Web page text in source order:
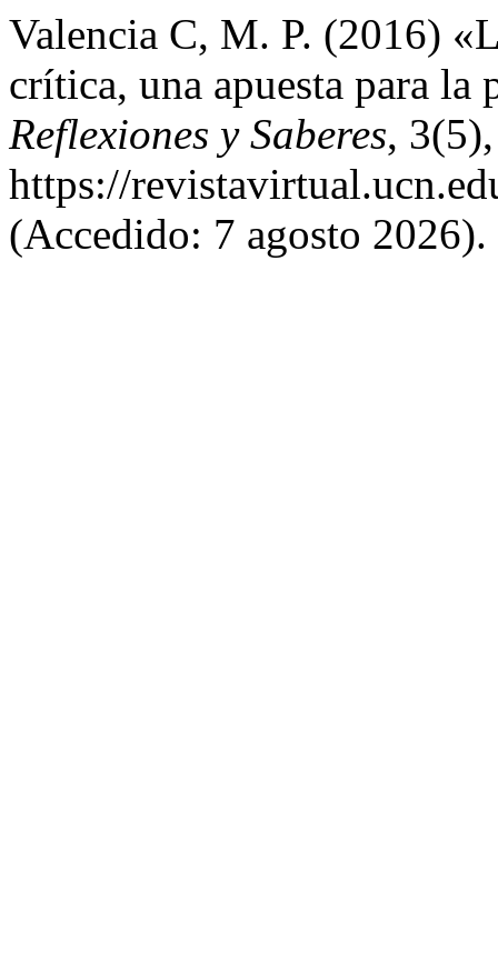
Valencia C, M. P. (2016)
crítica, una apuesta para la
Reflexiones y Saberes,
https://
(Accedido: 7 agosto 2026).